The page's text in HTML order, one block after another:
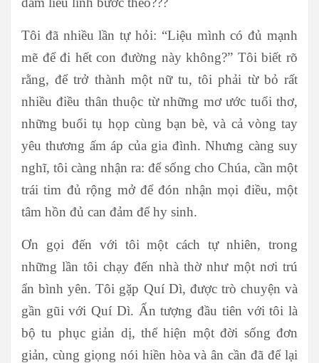
Tôi đã nhiều lần tự hỏi: “Liệu mình có đủ mạnh
mẽ để đi hết con đường này không?” Tôi biết rõ
rằng, để trở thành một nữ tu, tôi phải từ bỏ rất
nhiều điều thân thuộc từ những mơ ước tuổi thơ,
những buổi tụ họp cùng bạn bè, và cả vòng tay
yêu thương ấm áp của gia đình. Nhưng càng suy
nghĩ, tôi càng nhận ra: để sống cho Chúa, cần một
trái tim đủ rộng mở để đón nhận mọi điều, một
tâm hồn đủ can đảm để hy sinh.
Ơn gọi đến với tôi một cách tự nhiên, trong
những lần tôi chạy đến nhà thờ như một nơi trú
ẩn bình yên. Tôi gặp Quí Dì, được trò chuyện và
gần gũi với Quí Dì. Ấn tượng đầu tiên với tôi là
bộ tu phục giản dị, thể hiện một đời sống đơn
giản, cùng giọng nói hiền hòa và ân cần đã để lại